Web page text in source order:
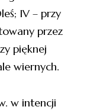
IV – przy
przez
pięknej
wiernych.
w intencji